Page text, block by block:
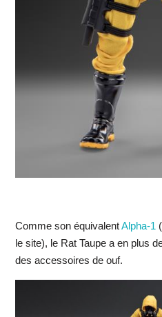
Comme son équivalentAlpha-1
le site), le Rat Taupe a en plus
des accessoires de ouf.